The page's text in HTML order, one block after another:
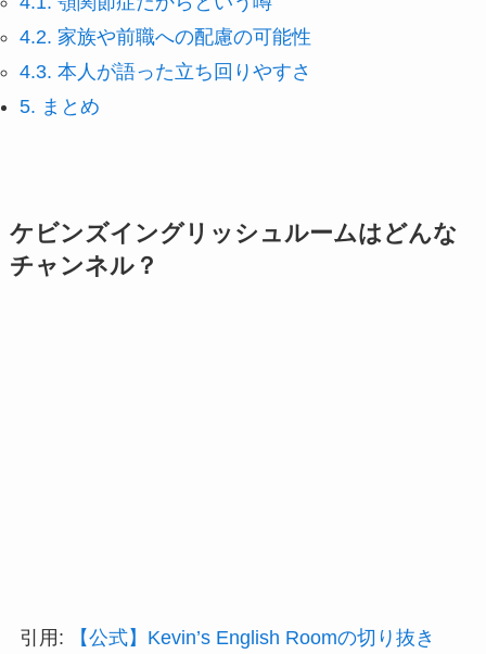
4.2. 家族や前職への配慮の可能性
4.3. 本人が語った立ち回りやすさ
5. まとめ
ケビンズイングリッシュルームはどんな
チャンネル？
引用: 【公式】Kevin’s English Roomの切り抜き